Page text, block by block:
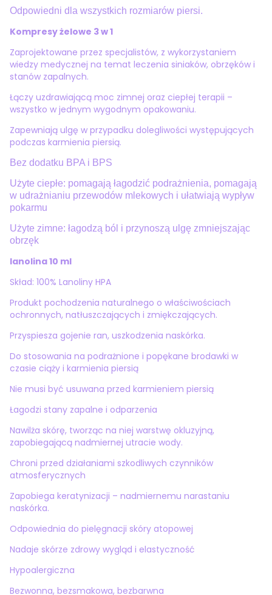
Odpowiedni dla wszystkich rozmiarów piersi.
Kompresy żelowe 3 w 1
Zaprojektowane przez specjalistów, z wykorzystaniem
wiedzy medycznej na temat leczenia siniaków, obrzęków i
stanów zapalnych.
Łączy uzdrawiającą moc zimnej oraz ciepłej terapii –
wszystko w jednym wygodnym opakowaniu.
Zapewniają ulgę w przypadku dolegliwości występujących
podczas karmienia piersią.
Bez dodatku BPA i BPS
Użyte ciepłe: pomagają łagodzić podrażnienia, pomagają
w udrażnianiu przewodów mlekowych i ułatwiają wypływ
pokarmu
Użyte zimne: łagodzą ból i przynoszą ulgę zmniejszając
obrzęk
lanolina 10 ml
Skład: 100% Lanoliny HPA
Produkt pochodzenia naturalnego o właściwościach
ochronnych, natłuszczających i zmiękczających.
Przyspiesza gojenie ran, uszkodzenia naskórka.
Do stosowania na podrażnione i popękane brodawki w
czasie ciąży i karmienia piersią
Nie musi być usuwana przed karmieniem piersią
Łagodzi stany zapalne i odparzenia
Nawilża skórę, tworząc na niej warstwę okluzyjną,
zapobiegającą nadmiernej utracie wody.
Chroni przed działaniami szkodliwych czynników
atmosferycznych
Zapobiega keratynizacji – nadmiernemu narastaniu
naskórka.
Odpowiednia do pielęgnacji skóry atopowej
Nadaje skórze zdrowy wygląd i elastyczność
Hypoalergiczna
Bezwonna, bezsmakowa, bezbarwna